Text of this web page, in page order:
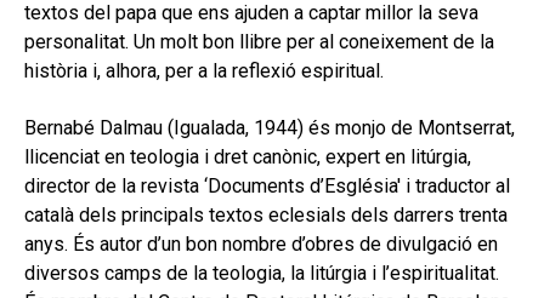
textos del papa que ens ajuden a captar millor la seva
personalitat. Un molt bon llibre per al coneixement de la
història i, alhora, per a la reflexió espiritual.
Bernabé Dalmau (Igualada, 1944) és monjo de Montserrat,
llicenciat en teologia i dret canònic, expert en litúrgia,
director de la revista ‘Documents d’Església' i traductor al
català dels principals textos eclesials dels darrers trenta
anys. És autor d’un bon nombre d’obres de divulgació en
diversos camps de la teologia, la litúrgia i l’espiritualitat.